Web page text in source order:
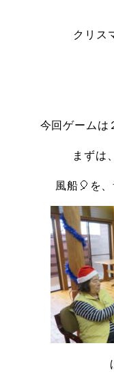
クリス
今回ゲームは
まずは
風船🎈を